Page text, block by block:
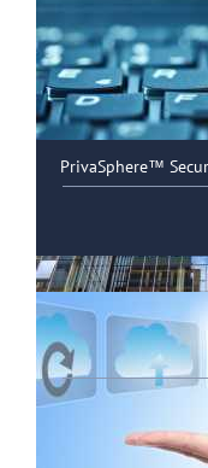
Kunden im
PrivaSphere™